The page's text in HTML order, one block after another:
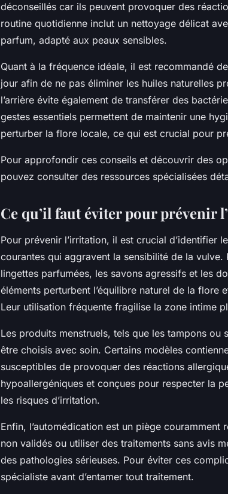
déconseillés car ils peuvent provoquer des
routine quotidienne inclut un nettoyage délicat
parfum, adapté aux peaux sensibles.
Quant à la fréquence idéale, il est recommandé
jour afin de ne pas éliminer les huiles naturelles
l’arrière évite également de transférer des
gestes essentiels permettent de maintenir une
perturber la flore locale, ce qui est crucial pour
Pour approfondir ces conseils et découvrir des
pouvez consulter des ressources spécialisées
Ce qu’il faut éviter pour prévenir
Pour prévenir l’irritation, il est crucial d’identifier
courantes qui aggravent la sensibilité de la vulve.
lingettes parfumées, les savons agressifs et les
éléments perturbent l’équilibre naturel de la flore
Leur utilisation fréquente fragilise la zone intime
Les produits menstruels, tels que les tampons ou
être choisis avec soin. Certains modèles
susceptibles de provoquer des réactions
hypoallergéniques et conçues pour respecter la
les risques d’irritation.
Enfin, l’automédication est un piège
non validés ou utiliser des traitements sans avis
des pathologies sérieuses. Pour éviter ces
spécialiste avant d’entamer tout traitement.